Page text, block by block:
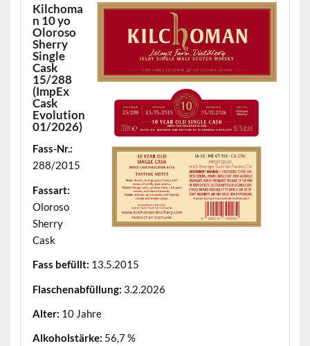
Kilchoma
n 10 yo
Oloroso
Sherry
Single
Cask
15/288
(ImpEx
Cask
Evolution
01/2026)
Fass-Nr.:
288/2015
Fassart:
Oloroso
Sherry
Cask
Fass befüllt: 13.5.2015
Flaschenabfüllung: 3.2.2026
Alter: 10 Jahre
Alkoholstärke: 56,7 %